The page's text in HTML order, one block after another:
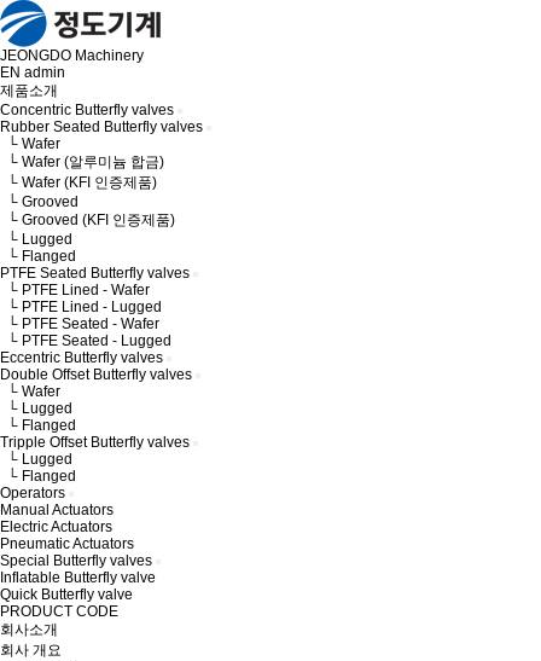
JEONGDO Machinery
EN admin
제품소개
Concentric Butterfly valves
Rubber Seated Butterfly valves
└ Wafer
└ Wafer (알루미늄 합금)
└ Wafer (KFI 인증제품)
└ Grooved
└ Grooved (KFI 인증제품)
└ Lugged
└ Flanged
PTFE Seated Butterfly valves
└ PTFE Lined - Wafer
└ PTFE Lined - Lugged
└ PTFE Seated - Wafer
└ PTFE Seated - Lugged
Eccentric Butterfly valves
Double Offset Butterfly valves
└ Wafer
└ Lugged
└ Flanged
Tripple Offset Butterfly valves
└ Lugged
└ Flanged
Operators
Manual Actuators
Electric Actuators
Pneumatic Actuators
Special Butterfly valves
Inflatable Butterfly valve
Quick Butterfly valve
PRODUCT CODE
회사소개
회사 개요